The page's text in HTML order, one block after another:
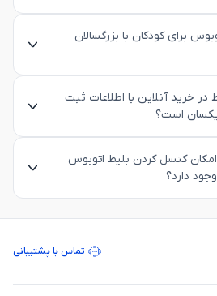
برای کودکان با بزرگسالان
خرید آنلاین با اطلاعات ثبت
یکسان است؟
آیا در قاصدک 24 امکان کنسل کردن بلیط اتوبوس
دارد؟
تماس با پشتیبانی